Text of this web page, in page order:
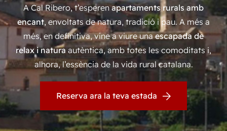
Reserva
A Cal Ribero, t’esperenapartaments rurals amb
encant, envoltats de natura, tradició i pau. A més a
més, en definitiva, vine a viure unaescapada de
relax i naturaautèntica, amb totes les comoditats i,
alhora, l’essència de la vida rural catalana.
Reserva ara la teva estada